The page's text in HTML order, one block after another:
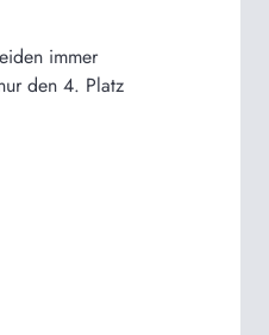
immer
den 4. Platz